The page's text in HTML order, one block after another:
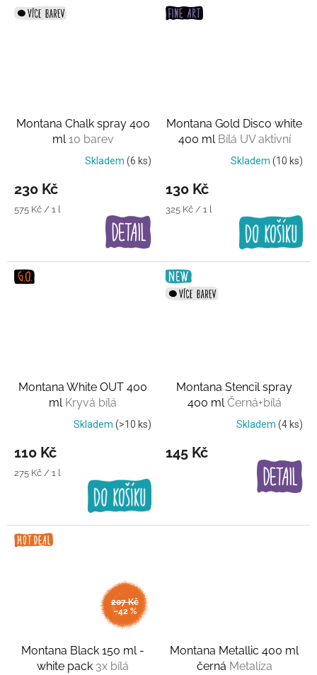
Montana Chalk spray 400
ml10 barev
Skladem (6 ks)
230 Kč
Měrná
575 Kč / 1 l
Montana Gold Disco white
400 ml Bílá UV aktivní
barva
Skladem (10 ks)
130 Kč
Měrná
325 Kč / 1 l
Montana White OUT 400
ml Kryvá bílá
Skladem (>10 ks)
110 Kč
Měrná
275 Kč / 1 l
Montana Stencil spray
400 ml Černá+bílá
Skladem (4 ks)
145 Kč
207 Kč
–42 %
Montana Black 150 ml -
white pack 3x bílá
Montana Metallic 400 ml
černá Metalíza